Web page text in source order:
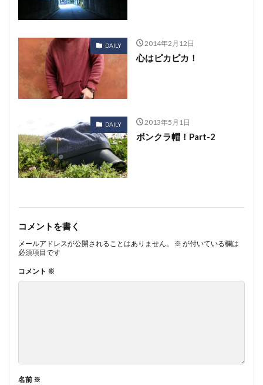
DAILY 2014年2月12日
心はピカピカ！
DAILY 2013年5月1日
ボンクラ帽！Part-2
コメントを書く
メールアドレスが公開されることはありません。 ※ が付いている欄は
必須項目です
コメント ※
名前 ※